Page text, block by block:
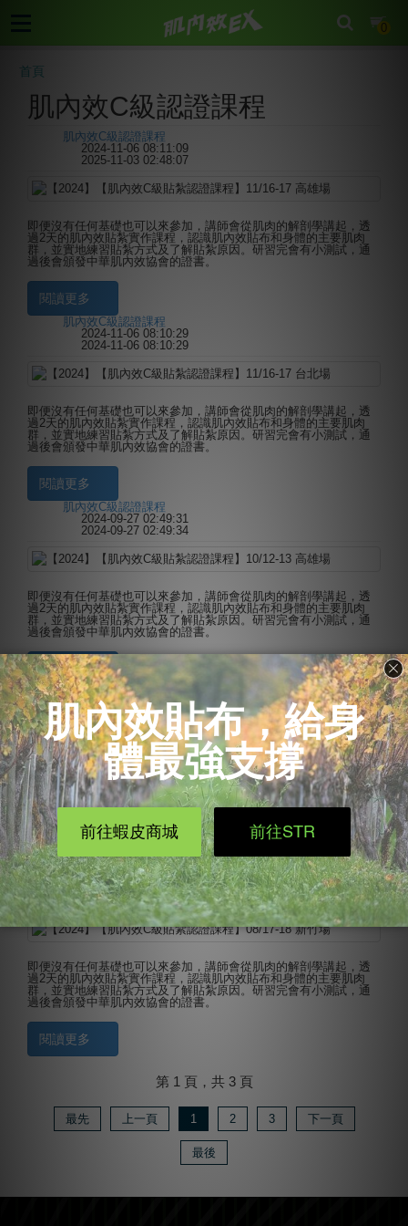
0
首頁
肌內效C級認證課程
肌內效C級認證課程
2024-11-06 08:11:09
2025-11-03 02:48:07
即便沒有任何基礎也可以來參加，講師會從肌肉的解剖學講起，透
過2天的肌內效貼紮實作課程，認識肌內效貼布和身體的主要肌肉
群，並實地練習貼紮方式及了解貼紮原因。研習完會有小測試，通
過後會頒發中華肌內效協會的證書。
閱讀更多
肌內效C級認證課程
2024-11-06 08:10:29
2024-11-06 08:10:29
即便沒有任何基礎也可以來參加，講師會從肌肉的解剖學講起，透
過2天的肌內效貼紮實作課程，認識肌內效貼布和身體的主要肌肉
群，並實地練習貼紮方式及了解貼紮原因。研習完會有小測試，通
過後會頒發中華肌內效協會的證書。
閱讀更多
肌內效C級認證課程
2024-09-27 02:49:31
2024-09-27 02:49:34
即便沒有任何基礎也可以來參加，講師會從肌肉的解剖學講起，透
過2天的肌內效貼紮實作課程，認識肌內效貼布和身體的主要肌肉
群，並實地練習貼紮方式及了解貼紮原因。研習完會有小測試，通
過後會頒發中華肌內效協會的證書。
閱讀更多
分類: 肌內效C級認證課程
建立時間: 2024-09-27 02:48:30
最後更新: 2024-09-27 02:48:30
即便沒有任何基礎也可以來參加，講師會從肌肉的解剖學講起，透
過2天的肌內效貼紮實作課程，認識肌內效貼布和身體的主要肌肉
群，並實地練習貼紮方式及了解貼紮原因。研習完會有小測試，通
過後會頒發中華肌內效協會的證書。
閱讀更多
分類: 肌內效C級認證課程
建立時間: 2024-08-13 01:25:45
最後更新: 2024-08-13 01:26:14
即便沒有任何基礎也可以來參加，講師會從肌肉的解剖學講起，透
過2天的肌內效貼紮實作課程，認識肌內效貼布和身體的主要肌肉
群，並實地練習貼紮方式及了解貼紮原因。研習完會有小測試，通
過後會頒發中華肌內效協會的證書。
閱讀更多
第 1 頁，共 3 頁
最先 上一頁 1 2 3 下一頁
最後